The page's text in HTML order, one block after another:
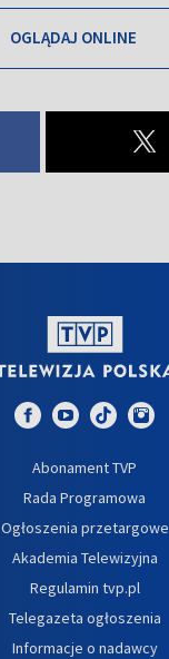
OGLĄDAJ ONLINE
Abonament TVP
Rada Programowa
Ogłoszenia przetargowe
Akademia Telewizyjna
Regulamin tvp.pl
Telegazeta ogłoszenia
Informacje o nadawcy